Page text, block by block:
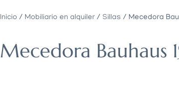
Inicio / Mobiliario en alquiler / Sillas / Mecedora
Mecedora Bauhaus